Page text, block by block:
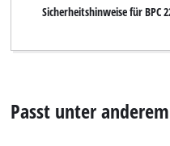
Sicherheitshinweise für BPC
Passt unter